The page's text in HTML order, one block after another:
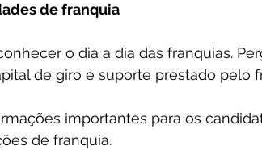
de franquia
o dia a dia das franquias.
de giro e suporte prestado pelo
importantes para os
de franquia.